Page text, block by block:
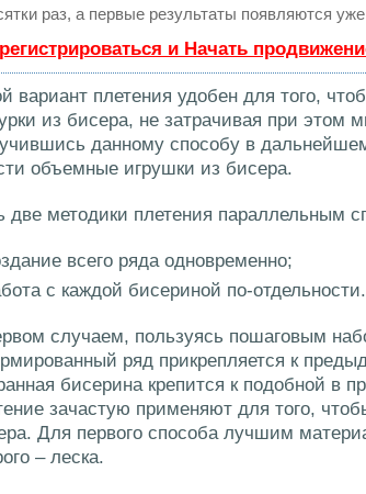
раз, а первые результаты появляются
и Начать
вариант плетения удобен для того,
из бисера, не затрачивая при этом
данному способу в
объемные игрушки из бисера.
две методики плетения параллельным
всего ряда одновременно;
с каждой бисериной по-отдельности.
случаем, пользуясь пошаговым
ряд прикрепляется к
бисерина крепится к подобной в
зачастую применяют для того,
Для первого способа лучшим
– леска.